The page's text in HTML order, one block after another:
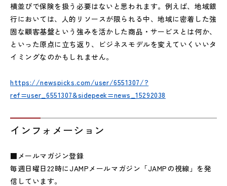
横並びで保険を扱う必要はないと思われます。例えば、地域銀
行においては、人的リソースが限られる中、地域に密着した強
固な顧客基盤という強みを活かした商品・サービスとは何か、
といった原点に立ち返り、ビジネスモデルを変えていくいいタ
イミングなのかもしれません。
https://newspicks.com/user/6551307/?
ref=user_6551307&sidepeek=news_15292038
インフォメーション
■メールマガジン登録
毎週日曜日22時にJAMPメールマガジン「JAMPの視線」を発
信しています。